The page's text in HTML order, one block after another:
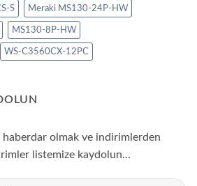
S Meraki MS130-24P-HW
MS130-8P-HW
WS-C3560CX-12PC
haberdar olmak ve indirimlerden
listemize kaydolun...